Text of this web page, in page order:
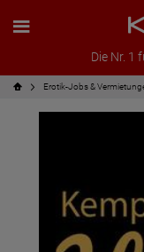
Die Nr. 1
Erotik-Jobs &